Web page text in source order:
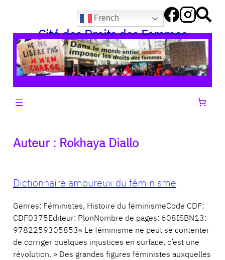
contenu
French
Cité des Droits des Femmes
Auteur : Rokhaya Diallo
Dictionnaire amoureux du féminisme
Genres: Féministes, Histoire du féminismeCode CDF:
CDF0375Editeur: PlonNombre de pages: 608ISBN13:
9782259305853« Le féminisme ne peut se contenter
de corriger quelques injustices en surface, c’est une
révolution. » Des grandes figures féministes auxquelles